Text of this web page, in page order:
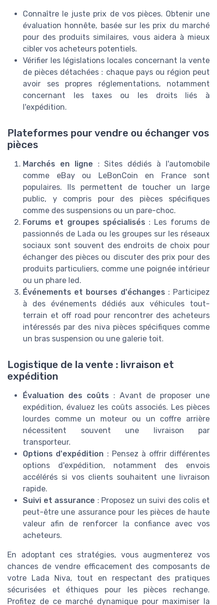
Connaître le juste prix de vos pièces. Obtenir une
évaluation honnête, basée sur les prix du marché
pour des produits similaires, vous aidera à mieux
cibler vos acheteurs potentiels.
Vérifier les législations locales concernant la vente
de pièces détachées : chaque pays ou région peut
avoir ses propres réglementations, notamment
concernant les taxes ou les droits liés à
l'expédition.
Plateformes pour vendre ou échanger vos
pièces
Marchés en ligne : Sites dédiés à l'automobile
comme eBay ou LeBonCoin en France sont
populaires. Ils permettent de toucher un large
public, y compris pour des pièces spécifiques
comme des suspensions ou un pare-choc.
Forums et groupes spécialisés : Les forums de
passionnés de Lada ou les groupes sur les réseaux
sociaux sont souvent des endroits de choix pour
échanger des pièces ou discuter des prix pour des
produits particuliers, comme une poignée intérieur
ou un phare led.
Événements et bourses d'échanges : Participez
à des événements dédiés aux véhicules tout-
terrain et off road pour rencontrer des acheteurs
intéressés par des niva pièces spécifiques comme
un bras suspension ou une galerie toit.
Logistique de la vente : livraison et
expédition
Évaluation des coûts : Avant de proposer une
expédition, évaluez les coûts associés. Les pièces
lourdes comme un moteur ou un coffre arrière
nécessitent souvent une livraison par
transporteur.
Options d'expédition : Pensez à offrir différentes
options d'expédition, notamment des envois
accélérés si vos clients souhaitent une livraison
rapide.
Suivi et assurance : Proposez un suivi des colis et
peut-être une assurance pour les pièces de haute
valeur afin de renforcer la confiance avec vos
acheteurs.
En adoptant ces stratégies, vous augmenterez vos
chances de vendre efficacement des composants de
votre Lada Niva, tout en respectant des pratiques
sécurisées et éthiques pour les pièces rechange.
Profitez de ce marché dynamique pour maximiser la